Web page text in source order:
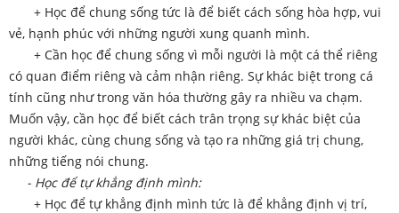
+ Học để chung sống tức là để biết cách sống hòa hợp, vui
vẻ, hạnh phúc với những người xung quanh mình.
+ Cần học để chung sống vì mỗi người là một cá thể riêng
có quan điểm riêng và cảm nhận riêng. Sự khác biệt trong cá
tính cũng như trong văn hóa thường gây ra nhiều va chạm.
Muốn vậy, cần học để biết cách trân trọng sự khác biệt của
người khác, cùng chung sống và tạo ra những giá trị chung,
những tiếng nói chung.
- Học để tự khẳng định mình:
+ Học để tự khẳng định mình tức là để khẳng định vị trí,